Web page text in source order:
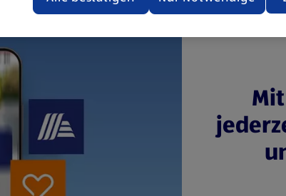
Datenschutzerklärung zur Verfügung.
Übersicht der Webseitenbetreiber und